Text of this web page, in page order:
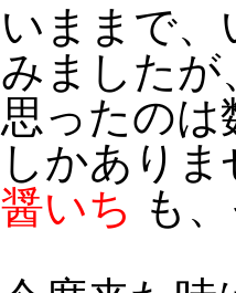
いままで
みましたが
思ったのは
しかありま
醤いち も